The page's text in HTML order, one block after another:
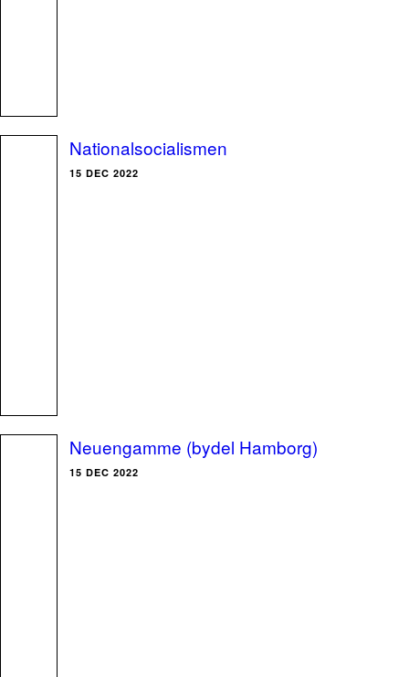
Nationalsocialismen
15 DEC 2022
Neuengamme (bydel Hamborg)
15 DEC 2022